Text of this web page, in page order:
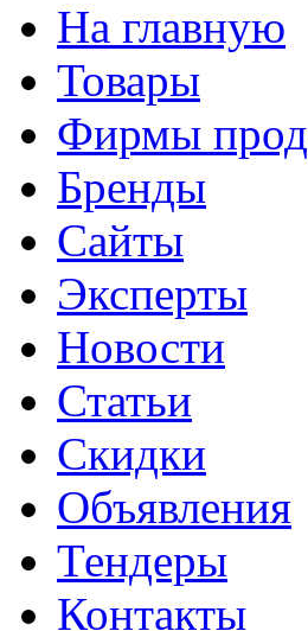
На главную
Товары
Фирмы
Бренды
Сайты
Эксперты
Новости
Статьи
Скидки
Объявления
Тендеры
Контакты